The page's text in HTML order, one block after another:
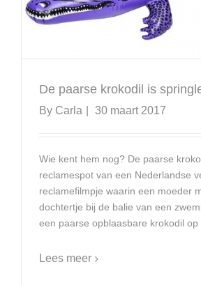
De paarse krokodil is
By Carla 30 maart 2017
Wie kent hem nog? De paarse
reclamespot van een Nederlandse
reclamefilmpje waarin een moeder
dochtertje bij de balie van een
een paarse opblaasbare krokodil op
Lees meer